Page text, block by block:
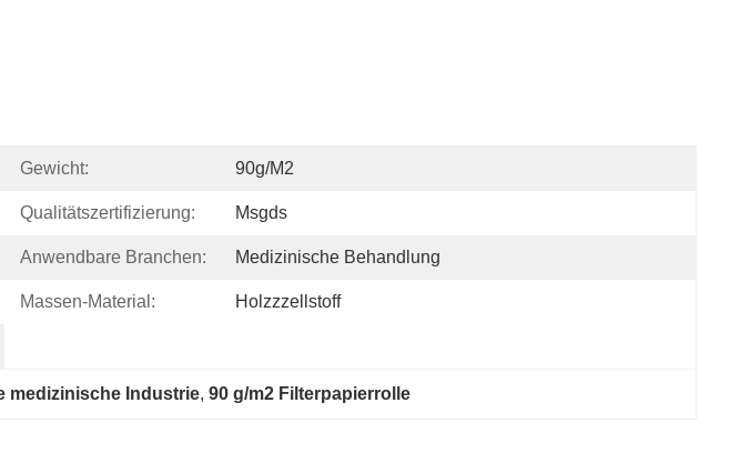
Gewicht: 90g/m2
Qualitätszertifizierung: Msgds
Anwendbare Branchen: Medizinische Behandlung
Massen-Material: Holzzzellstoff
medizinische Industrie, 90 g/m2 Filterpapierrolle